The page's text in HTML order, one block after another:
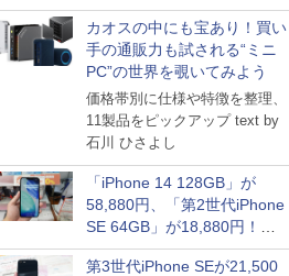
システム」
カオスの中にも宝あり！買い
手の通販力も試される“ミニ
PC”の世界を覗いてみよう
価格帯別に仕様や特徴を整理、
11製品をピックアップ text by
石川 ひさよし
「iPhone 14 128GB」が
58,880円、「第2世代iPhone
SE 64GB」が18,880円！中
古Bランク品セール
第3世代iPhone SEが21,500